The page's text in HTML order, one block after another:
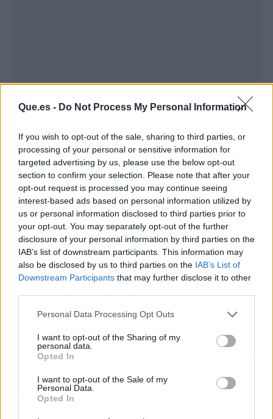
Que.es - Do Not Process My Personal Information
If you wish to opt-out of the sale, sharing to third parties, or
processing of your personal or sensitive information for
targeted advertising by us, please use the below opt-out
section to confirm your selection. Please note that after your
opt-out request is processed you may continue seeing
interest-based ads based on personal information utilized by
us or personal information disclosed to third parties prior to
your opt-out. You may separately opt-out of the further
disclosure of your personal information by third parties on the
IAB’s list of downstream participants. This information may
also be disclosed by us to third parties on the IAB’s List of
Downstream Participants that may further disclose it to other
Personal Data Processing Opt Outs
I want to opt-out of the Sharing of my
personal data.
Opted In
I want to opt-out of the Sale of my
Personal Data.
Opted In
Uñas en forma de cuchara: relacionadas con anemia
Bandas transversales blancas: pueden reflejar procesos febriles
Uñas quebradizas: a menudo ligadas a carencias nutricionales
Cuándo acudir realmente al
dermatólogo